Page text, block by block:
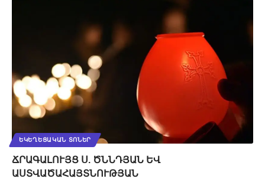
ԵԿԵՂԵՑԱԿԱՆ ՏՈՆԵՐ
ՃՐԱԳԱԼՈՒՅՑ Ս. ԾՆՆԴՅԱՆ ԵՎ
ԱՍՏՎԱԾԱՀԱՅՏՆՈՒԹՅԱՆ